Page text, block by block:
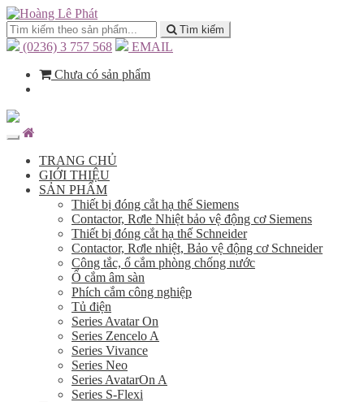
Tìm kiếm
(0236) 3 757 568
EMAIL
Chưa có sản phẩm
TRANG CHỦ
GIỚI THIỆU
SẢN PHẨM
Thiết bị đóng cắt hạ thế Siemens
Contactor, Rơle Nhiệt bảo vệ động cơ Siemens
Thiết bị đóng cắt hạ thế Schneider
Contactor, Rơle nhiệt, Bảo vệ động cơ Schneider
Công tắc, ổ cắm phòng chống nước
Ổ cắm âm sàn
Phích cắm công nghiệp
Tủ điện
Series Avatar On
Series Zencelo A
Series Vivance
Series Neo
Series AvatarOn A
Series S-Flexi